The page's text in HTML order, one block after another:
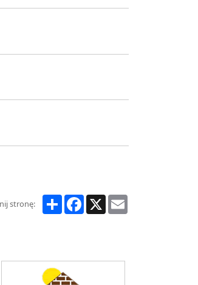
stronę: ShareFacebook
X